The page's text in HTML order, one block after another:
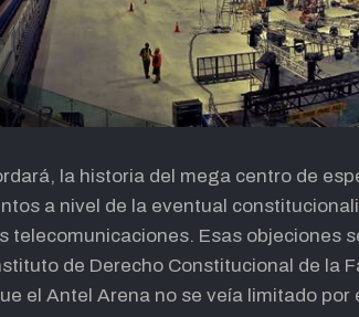
la historia del mega centro de
a nivel de la eventual
telecomunicaciones. Esas objeciones
de Derecho Constitucional de la
el Antel Arena no se veía limitado